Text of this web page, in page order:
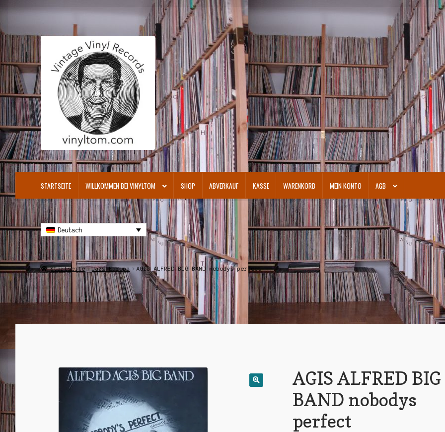
Zur
Navigation
springen
Zum
springen
STARTSEITE WILLKOMMEN BEI VINYLTOM SHOP ABVERKAUF KASSE WARENKORB MEIN KONTO AGB
Deutsch
Startseite Jazz-Europa AGIS ALFRED BIG BAND nobodys perfect
ANGEBOT!
AGIS ALFRED BIG
BAND nobodys
perfect